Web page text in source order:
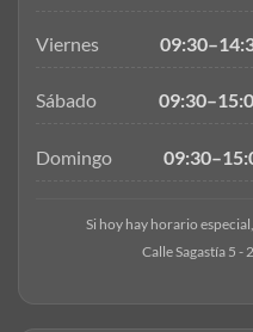
Viernes
Sábado
Domingo
Si hoy hay horario
Calle Sagastía 5 -